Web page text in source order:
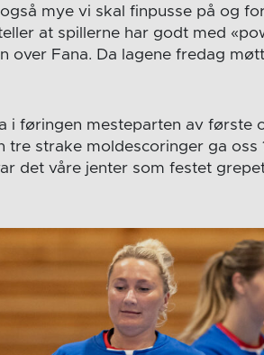
mye vi skal finpusse på og
at spillerne har godt med
over Fana. Da lagene fredag
i føringen mesteparten av første
strake moldescoringer ga oss
det våre jenter som festet